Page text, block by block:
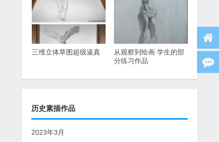
三维立体草图超级逼真
从观察到绘画 学生的部
分练习作品
历史素描作品
2023年3月